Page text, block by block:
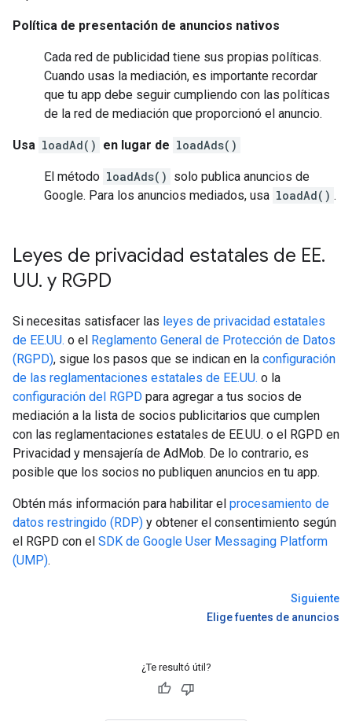
Política de presentación de anuncios nativos
Cada red de publicidad tiene sus propias políticas.
Cuando usas la mediación, es importante recordar
que tu app debe seguir cumpliendo con las políticas
de la red de mediación que proporcionó el anuncio.
Usa loadAd() en lugar de loadAds()
El método loadAds() solo publica anuncios de
Google. Para los anuncios mediados, usa loadAd() .
Leyes de privacidad estatales de EE.
UU. y RGPD
Si necesitas satisfacer las leyes de privacidad estatales
de EE.UU. o el Reglamento General de Protección de Datos
(RGPD), sigue los pasos que se indican en la configuración
de las reglamentaciones estatales de EE.UU. o la
configuración del RGPD para agregar a tus socios de
mediación a la lista de socios publicitarios que cumplen
con las reglamentaciones estatales de EE.UU. o el RGPD en
Privacidad y mensajería de AdMob. De lo contrario, es
posible que los socios no publiquen anuncios en tu app.
Obtén más información para habilitar el procesamiento de
datos restringido (RDP) y obtener el consentimiento según
el RGPD con el SDK de Google User Messaging Platform
(UMP).
Siguiente
Elige fuentes de anuncios
¿Te resultó útil?